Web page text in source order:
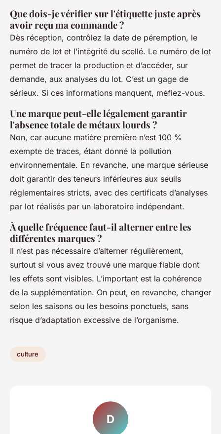
Que dois-je vérifier sur l'étiquette juste après
avoir reçu ma commande ?
Dès réception, contrôlez la date de péremption, le
numéro de lot et l’intégrité du scellé. Le numéro de lot
permet de tracer la production et d’accéder, sur
demande, aux analyses du lot. C’est un gage de
sérieux. Si ces informations manquent, méfiez-vous.
Une marque peut-elle légalement garantir
l'absence totale de métaux lourds ?
Non, car aucune matière première n’est 100 %
exempte de traces, étant donné la pollution
environnementale. En revanche, une marque sérieuse
doit garantir des teneurs inférieures aux seuils
réglementaires stricts, avec des certificats d’analyses
par lot réalisés par un laboratoire indépendant.
À quelle fréquence faut-il alterner entre les
différentes marques ?
Il n’est pas nécessaire d’alterner régulièrement,
surtout si vous avez trouvé une marque fiable dont
les effets sont visibles. L’important est la cohérence
de la supplémentation. On peut, en revanche, changer
selon les saisons ou les besoins ponctuels, sans
risque d’adaptation excessive de l’organisme.
culture
D